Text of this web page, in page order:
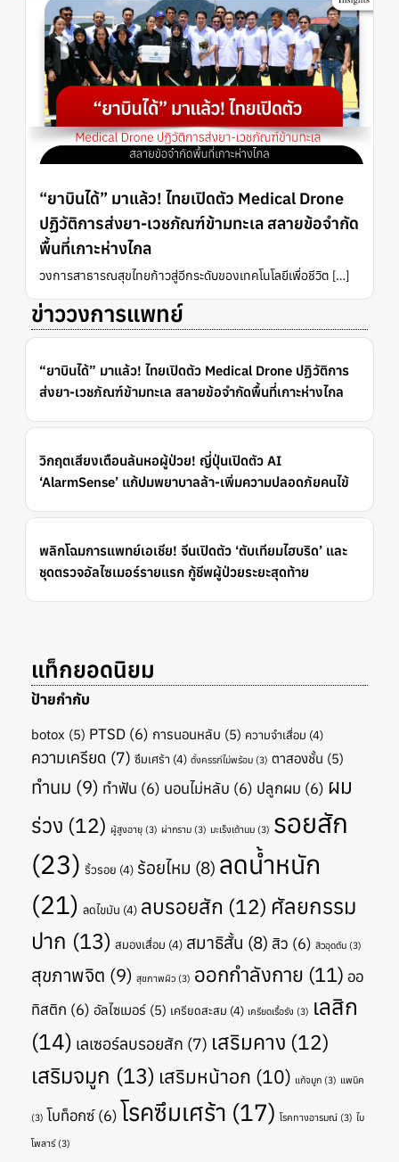
“ยาบินได้” มาแล้ว! ไทยเปิดตัว Medical Drone
ปฏิวัติการส่งยา-เวชภัณฑ์ข้ามทะเล สลายข้อจำกัด
พื้นที่เกาะห่างไกล
วงการสาธารณสุขไทยก้าวสู่อีกระดับของเทคโนโลยีเพื่อชีวิต […]
ข่าววงการแพทย์
“ยาบินได้” มาแล้ว! ไทยเปิดตัว Medical Drone ปฏิวัติการ
ส่งยา-เวชภัณฑ์ข้ามทะเล สลายข้อจำกัดพื้นที่เกาะห่างไกล
วิกฤตเสียงเตือนล้นหอผู้ป่วย! ญี่ปุ่นเปิดตัว AI
‘AlarmSense’ แก้ปมพยาบาลล้า-เพิ่มความปลอดภัยคนไข้
พลิกโฉมการแพทย์เอเชีย! จีนเปิดตัว ‘ตับเทียมไฮบริด’ และ
ชุดตรวจอัลไซเมอร์รายแรก กู้ชีพผู้ป่วยระยะสุดท้าย
แท็กยอดนิยม
ป้ายกำกับ
botox (5) PTSD (6) การนอนหลับ (5) ความจำเสื่อม (4)
ความเครียด (7) ซึมเศร้า (4) ตั้งครรภ์ไม่พร้อม (3) ตาสองชั้น (5)
ทำนม (9) ทำฟัน (6) นอนไม่หลับ (6) ปลูกผม (6) ผม
ร่วง (12) ผู้สูงอายุ (3) ผ่ากราม (3) มะเร็งเต้านม (3) รอยสัก
(23) ริ้วรอย (4) ร้อยไหม (8) ลดน้ำหนัก
(21) ลดไขมัน (4) ลบรอยสัก (12) ศัลยกรรม
ปาก (13) สมองเสื่อม (4) สมาธิสั้น (8) สิว (6) สิวอุดตัน (3)
สุขภาพจิต (9) สุขภาพผิว (3) ออกกำลังกาย (11) ออ
ทิสติก (6) อัลไซเมอร์ (5) เครียดสะสม (4) เครียดเรื้อรัง (3) เลสิก
(14) เลเซอร์ลบรอยสัก (7) เสริมคาง (12)
เสริมจมูก (13) เสริมหน้าอก (10) แก้จมูก (3) แพนิค
(3) โบท็อกซ์(6) โรคซึมเศร้า (17) โรคทางอารมณ์ (3) ไบ
โพลาร์(3)